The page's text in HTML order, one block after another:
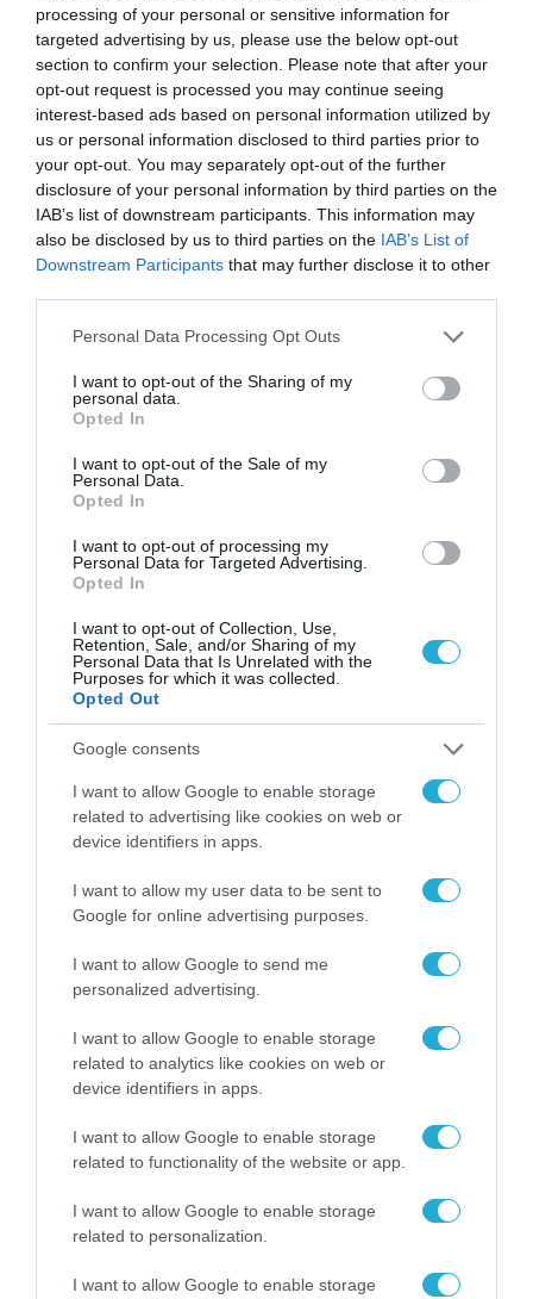
processing of your personal or sensitive information for
targeted advertising by us, please use the below opt-out
section to confirm your selection. Please note that after your
opt-out request is processed you may continue seeing
interest-based ads based on personal information utilized by
us or personal information disclosed to third parties prior to
your opt-out. You may separately opt-out of the further
disclosure of your personal information by third parties on the
IAB’s list of downstream participants. This information may
also be disclosed by us to third parties on the IAB’s List of
Downstream Participants that may further disclose it to other
Please note that this website/app uses one or more Google
not limited to your visit or usage behaviour. You may click to
grant or deny consent to Google and its third-party tags to
use your data for below specified purposes in below Google
consent section.
Personal Data Processing Opt Outs
I want to opt-out of the Sharing of my
personal data.
Opted In
I want to opt-out of the Sale of my
Personal Data.
Opted In
I want to opt-out of processing my
Personal Data for Targeted Advertising.
Opted In
I want to opt-out of Collection, Use,
Retention, Sale, and/or Sharing of my
Personal Data that Is Unrelated with the
Purposes for which it was collected.
Opted Out
Google consents
I want to allow Google to enable storage
related to advertising like cookies on web or
device identifiers in apps.
I want to allow my user data to be sent to
Google for online advertising purposes.
I want to allow Google to send me
personalized advertising.
I want to allow Google to enable storage
related to analytics like cookies on web or
device identifiers in apps.
I want to allow Google to enable storage
related to functionality of the website or app.
I want to allow Google to enable storage
related to personalization.
I want to allow Google to enable storage
πράγματα με συνέπεια.
TAGS: RAKUTEN VIBER VIBER
ΡΟΗ ΕΙΔΗΣΕΩΝ
από την ΕΕ έργο “The
Gaming Police”
των παιδιών στο
διαδίκτυο
ΑΑΔΕ: Διευκρινίσεις
παραβάσεις που
αφορούν τους ΦΗΜ
31.07.2026
Σ. Καλαφάτης: «Η
Τεχνητή Νοημοσύνη
νέα τεχνολογία, είναι